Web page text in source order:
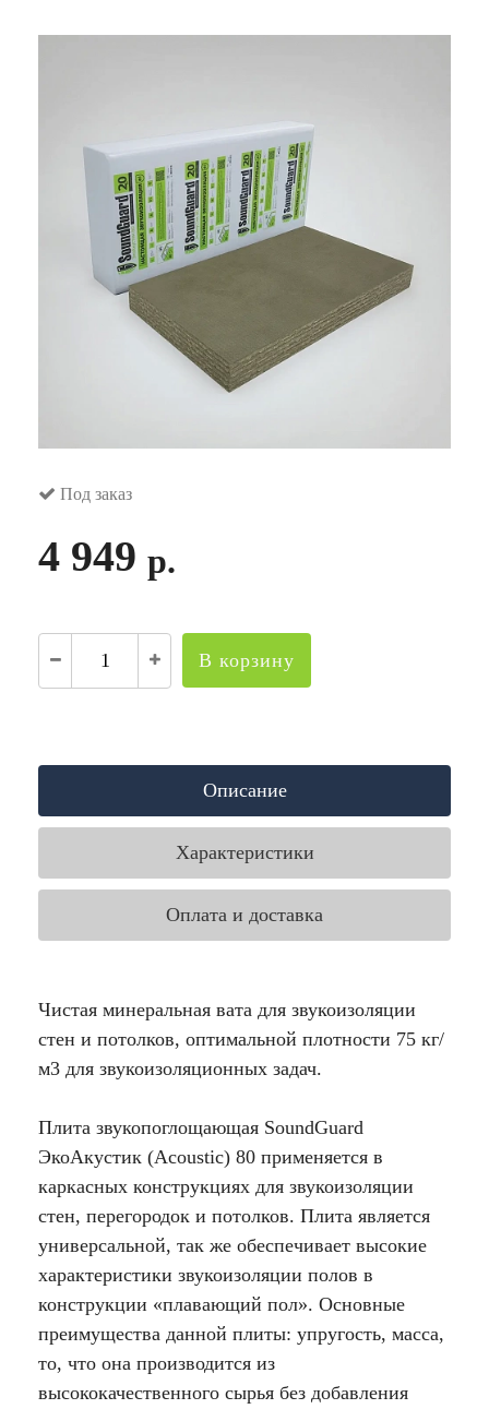
Под заказ
4 949 р.
В корзину
Описание
Характеристики
Оплата и доставка
Чистая минеральная вата для звукоизоляции
стен и потолков, оптимальной плотности 75 кг/
м3 для звукоизоляционных задач.
Плита звукопоглощающая SoundGuard
ЭкоАкустик (Аcoustic) 80 применяется в
каркасных конструкциях для звукоизоляции
стен, перегородок и потолков. Плита является
универсальной, так же обеспечивает высокие
характеристики звукоизоляции полов в
конструкции «плавающий пол». Основные
преимущества данной плиты: упругость, масса,
то, что она производится из
высококачественного сырья без добавления